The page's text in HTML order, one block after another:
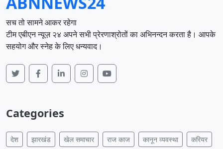
सच तो सामने आकर रहेगा
टीम एबीएन न्यूज़ २४ अपने सभी प्रेरणाश्रोतों का अभिनन्दन करता है। आपके
सहयोग और स्नेह के लिए धन्यवाद।
Categories
देश झारखंड खेल समाचार राज काज कानून व्यवस्था करियर